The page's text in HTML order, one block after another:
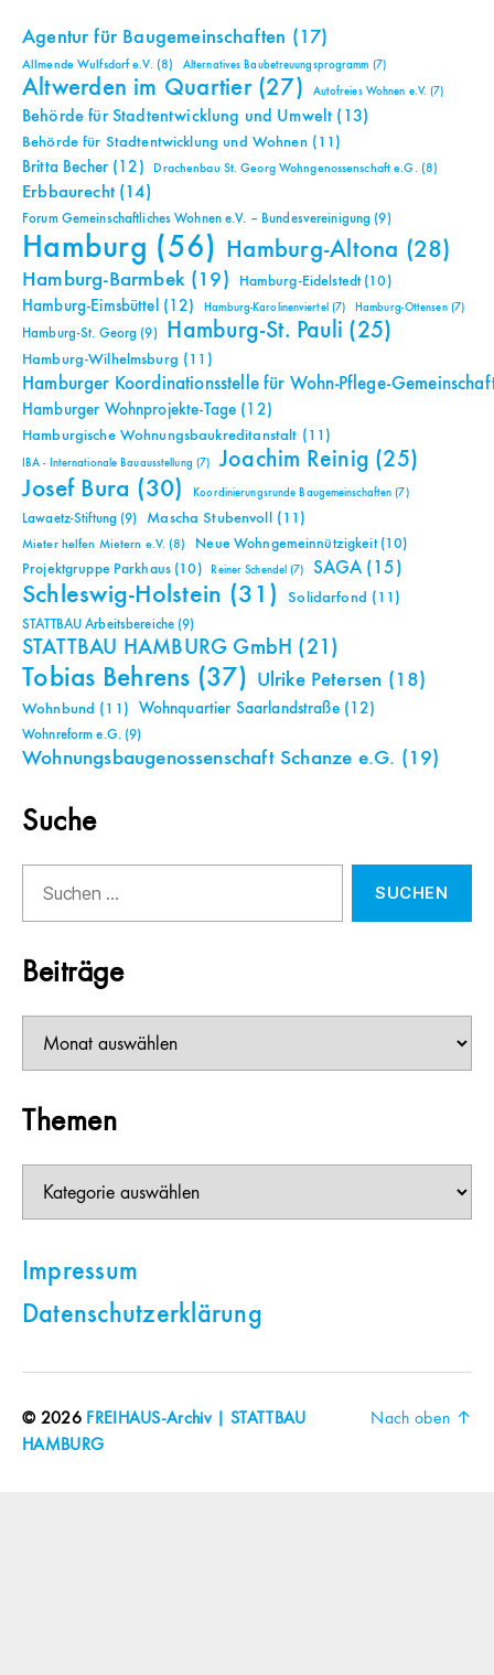
Agentur für Baugemeinschaften (17)
Allmende Wulfsdorf e.V. (8) Alternatives Baubetreuungsprogramm (7)
Altwerden im Quartier(27) Autofreies Wohnen e.V. (7)
Behörde für Stadtentwicklung und Umwelt (13)
Behörde für Stadtentwicklung und Wohnen(11)
Britta Becher(12) Drachenbau St. Georg Wohngenossenschaft e.G. (8)
Erbbaurecht(14)
Forum Gemeinschaftliches Wohnen e.V. – Bundesvereinigung (9)
Hamburg (56) Hamburg-Altona (28)
Hamburg-Barmbek(19) Hamburg-Eidelstedt(10)
Hamburg-Eimsbüttel (12) Hamburg-Karolinenviertel (7) Hamburg-Ottensen(7)
Hamburg-St. Georg (9) Hamburg-St. Pauli (25)
Hamburg-Wilhelmsburg (11)
Hamburger Koordinationsstelle für Wohn-Pflege-
Hamburger Wohnprojekte-Tage (12)
Hamburgische Wohnungsbaukreditanstalt (11)
IBA - Internationale Bauausstellung (7) Joachim Reinig (25)
Josef Bura (30) Koordinierungsrunde Baugemeinschaften (7)
Lawaetz-Stiftung (9) Mascha Stubenvoll (11)
Mieter helfen Mietern e.V. (8) Neue Wohngemeinnützigkeit(10)
Projektgruppe Parkhaus (10) Reiner Schendel (7) SAGA(15)
Schleswig-Holstein (31) Solidarfond (11)
STATTBAU Arbeitsbereiche (9)
STATTBAU HAMBURG GmbH (21)
Tobias Behrens (37) Ulrike Petersen (18)
Wohnbund (11) Wohnquartier Saarlandstraße(12)
Wohnreform e.G.(9)
Wohnungsbaugenossenschaft Schanze e.G. (19)
Suche
nach:
Beiträge
Themen
Impressum
Datenschutzerklärung
© 2026 FREIHAUS-Archiv | STATTBAU
HAMBURG
Nach oben ↑